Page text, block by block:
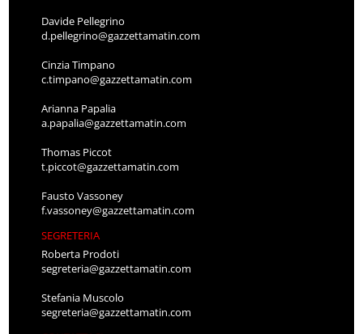
Davide Pellegrino
d.pellegrino@gazzettamatin.com
Cinzia Timpano
c.timpano@gazzettamatin.com
Arianna Papalia
a.papalia@gazzettamatin.com
Thomas Piccot
t.piccot@gazzettamatin.com
Fausto Vassoney
f.vassoney@gazzettamatin.com
SEGRETERIA
Roberta Prodoti
segreteria@gazzettamatin.com
Stefania Muscolo
segreteria@gazzettamatin.com